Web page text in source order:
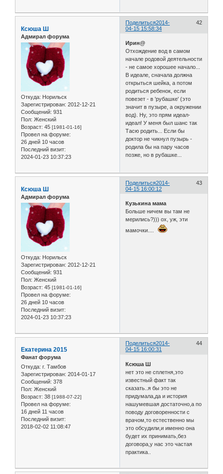
Поделиться 42
2014-
04-15 15:58:34
Ксюша Ш
Адмирал форума
Откуда: Норильск
Зарегистрирован: 2012-12-21
Сообщений: 931
Пол: Женский
Возраст: 45 [1981-01-16]
Провел на форуме:
26 дней 10 часов
Последний визит:
2024-01-23 10:37:23
Ирин@
Отхождение вод в самом
начале родовой деятельности
- не самое хорошее начало...
В идеале, сначала должна
открыться шейка, а потом
родиться ребенок, если
повезет - в 'рубашке' (это
значит в пузыре, а окружении
вод). Ну, это прям идеал-
идеал! У меня был шанс так
Тасю родить... Если бы
доктор не чикнул пузырь -
родила бы на пару часов
позже, но в рубашке...
Поделиться 43
2014-
04-15 16:00:12
Ксюша Ш
Адмирал форума
Откуда: Норильск
Зарегистрирован: 2012-12-21
Сообщений: 931
Пол: Женский
Возраст: 45 [1981-01-16]
Провел на форуме:
26 дней 10 часов
Последний визит:
2024-01-23 10:37:23
Кузькина мама
Больше ничем вы там не
мерились?))) ох, уж, эти
мамочки....
Поделиться 44
2014-
04-15 16:00:31
Екатерина 2015
Фанат форума
Откуда: г. Тамбов
Зарегистрирован: 2014-01-17
Сообщений: 378
Пол: Женский
Возраст: 38 [1988-07-22]
Провел на форуме:
16 дней 11 часов
Последний визит:
2018-02-02 11:08:47
Ксюша Ш
нет это не сплетня,это
известный факт так
сказать..я бы это не
придумала,да и история
нашумевшая достаточно,а по
поводу договоренности с
врачом,то естественно мы
это обсудили,и именно она
будет их принимать,без
договора,у нас это частая
практика..